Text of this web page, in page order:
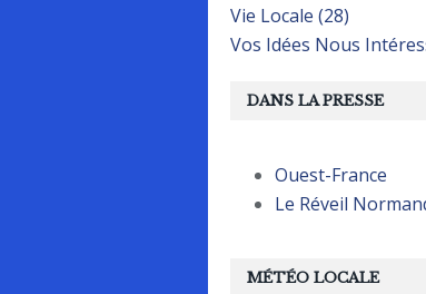
Vie Locale (28)
Vos Idées Nous
MÉTÉO LOCALE
DANS LA PRESSE
Ouest-France
Le Réveil